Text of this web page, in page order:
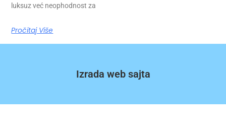
luksuz već neophodnost za
Pročitaj Više
Izrada web sajta